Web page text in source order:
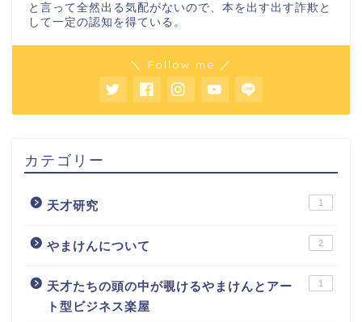
と言って全然出る気配がないので、本を出す出す詐欺と
して一定の認知を得ている。
＼ Follow me ／
カテゴリー
天才研究 1
やまけんについて 2
天才たちの頭の中が覗けるやまけんとアー
ト型ビジネス楽屋
1